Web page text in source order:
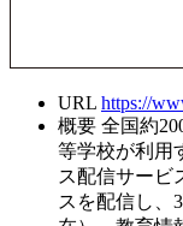
URL https://
概要 全国約
等学校が利用
ス配信サービ
スを配信し、